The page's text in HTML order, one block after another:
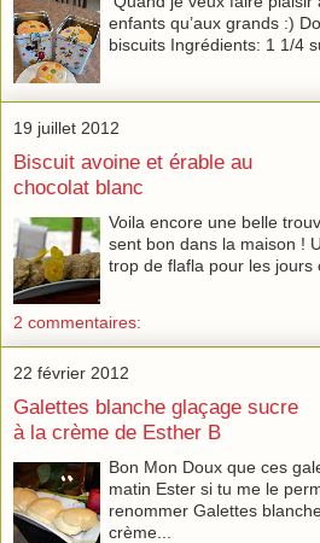
enfants qu’aux grands :)
biscuits Ingrédients: 1 1/4
19 juillet 2012
Biscuit avoine et érable au
chocolat blanc
Voila encore une belle
sent bon dans la maison !
trop de flafla pour les jours
2 commentaires:
22 février 2012
Galettes blanche glaçage sucre
à la crème de Esther B
Bon Mon Doux que ces
matin Ester si tu me le
renommer Galettes
crème...